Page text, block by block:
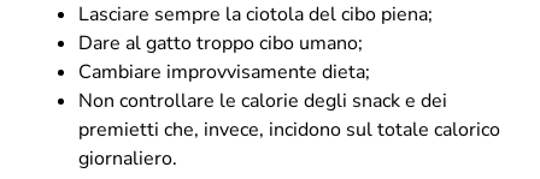
Lasciare sempre la ciotola del cibo piena;
Dare al gatto troppo cibo umano;
Cambiare improvvisamente dieta;
Non controllare le calorie degli snack e dei
premietti che, invece, incidono sul totale calorico
giornaliero.